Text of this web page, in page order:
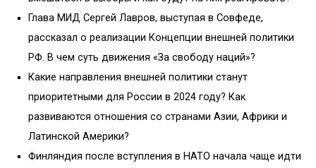
Глава МИД Сергей Лавров, выступая в Совфеде,
рассказал о реализации Концепции внешней политики
РФ. В чем суть движения «За свободу наций»?
Какие направления внешней политики станут
приоритетными для России в 2024 году? Как
развиваются отношения со странами Азии, Африки и
Латинской Америки?
Финляндия после вступления в НАТО начала чаще идти